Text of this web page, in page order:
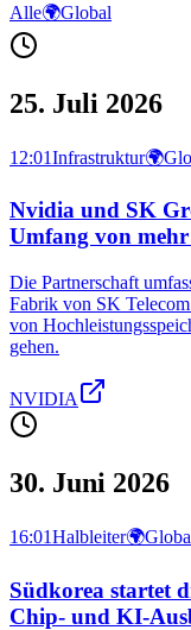
Alle🌍Global
25. Juli 2026
12:01Infrastruktur🌍
Nvidia und SK
Umfang von
Die Partnerschaft
Fabrik von SK
von
gehen.
NVIDIA
30. Juni 2026
16:01Halbleiter🌍
Südkorea startet
Chip- und KI-